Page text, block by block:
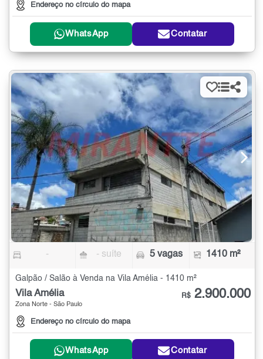
Endereço no círculo do mapa
WhatsApp Contatar
- - suíte 5 vagas 1410 m²
Galpão / Salão à Venda na Vila Amélia - 1410 m²
Vila Amélia
Zona Norte - São Paulo
Endereço no círculo do mapa
R$ 2.900.000
WhatsApp Contatar